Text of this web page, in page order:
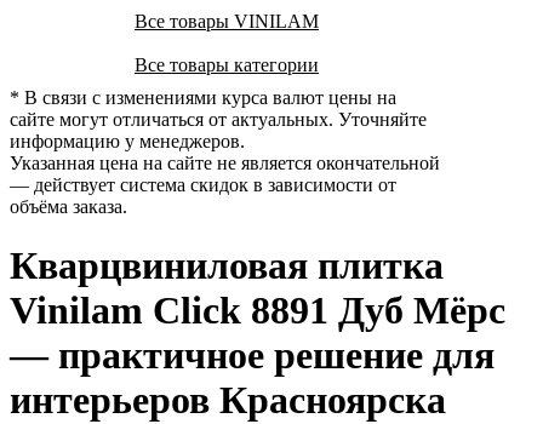
Все товары VINILAM
Все товары категории
* В связи с изменениями курса валют цены на
сайте могут отличаться от актуальных. Уточняйте
информацию у менеджеров.
Указанная цена на сайте не является окончательной
— действует система скидок в зависимости от
объёма заказа.
Кварцвиниловая плитка
Vinilam Click 8891 Дуб Мёрс
— практичное решение для
интерьеров Красноярска